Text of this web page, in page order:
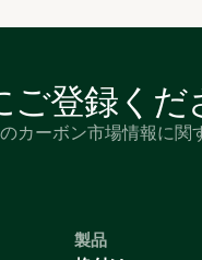
ご登録くだ
カーボン市場情報に関
製品